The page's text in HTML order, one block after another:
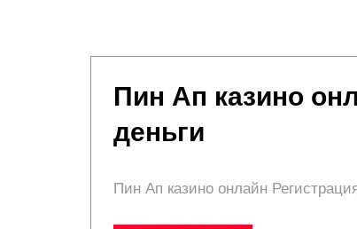
Пин Ап казино
деньги
Пин Ап казино онлайн